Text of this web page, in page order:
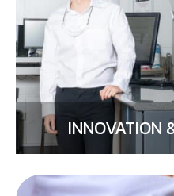
INNOVATION